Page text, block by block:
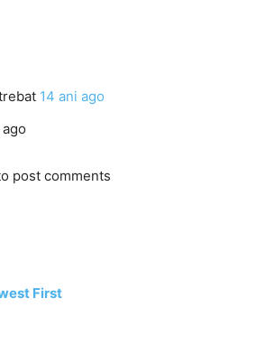
14 ani ago
post comments
First